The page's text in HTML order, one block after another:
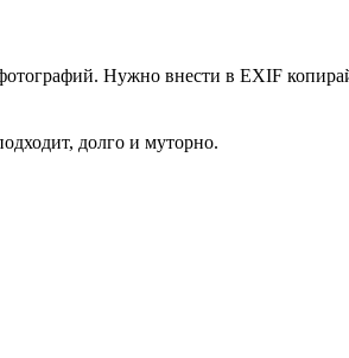
Нужно внести в EXIF
долго и муторно.